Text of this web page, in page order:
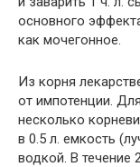
основного
как мочегонное.
Из корня
от импотенции.
несколько
в 0.5 л. емкость
водкой. В течение